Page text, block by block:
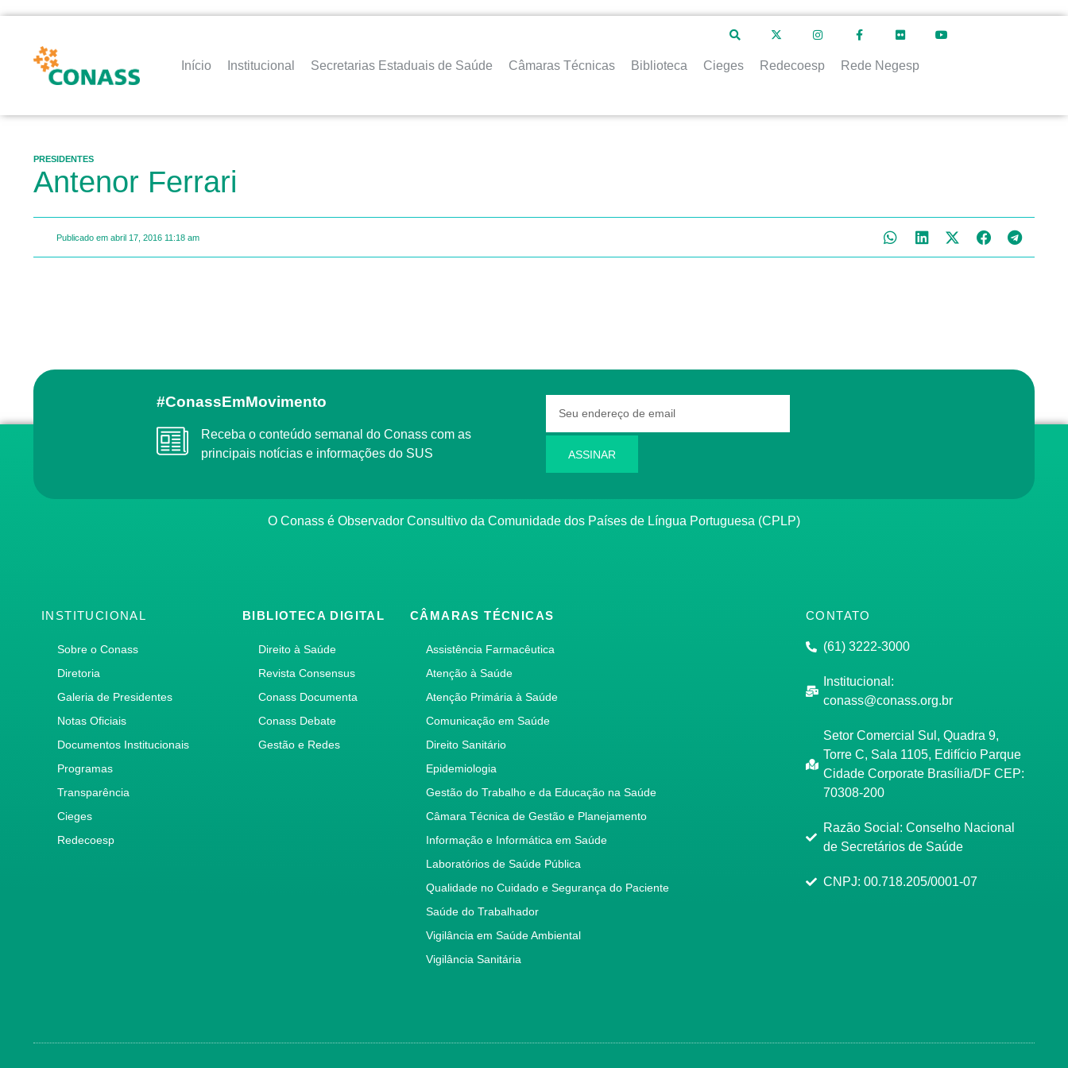
Início Institucional Secretarias Estaduais de Saúde Câmaras Técnicas Biblioteca Cieges Redecoesp Rede Negesp
PRESIDENTES
Antenor Ferrari
Publicado em abril 17, 2016 11:18 am
#ConassEmMovimento
Receba o conteúdo semanal do Conass com as
principais notícias e informações do SUS
ASSINAR
O Conass é Observador Consultivo da Comunidade dos Países de Língua Portuguesa (CPLP)
INSTITUCIONAL
Sobre o Conass
Diretoria
Galeria de Presidentes
Notas Oficiais
Documentos Institucionais
Programas
Transparência
Cieges
Redecoesp
BIBLIOTECA DIGITAL
Direito à Saúde
Revista Consensus
Conass Documenta
Conass Debate
Gestão e Redes
CÂMARAS TÉCNICAS
Assistência Farmacêutica
Atenção à Saúde
Atenção Primária à Saúde
Comunicação em Saúde
Direito Sanitário
Epidemiologia
Gestão do Trabalho e da Educação na Saúde
Câmara Técnica de Gestão e Planejamento
Informação e Informática em Saúde
Laboratórios de Saúde Pública
Qualidade no Cuidado e Segurança do Paciente
Saúde do Trabalhador
Vigilância em Saúde Ambiental
Vigilância Sanitária
CONTATO
(61) 3222-3000
Institucional:
conass@conass.org.br
Setor Comercial Sul, Quadra 9,
Torre C, Sala 1105, Edifício Parque
Cidade Corporate Brasília/DF CEP:
70308-200
Razão Social: Conselho Nacional
de Secretários de Saúde
CNPJ: 00.718.205/0001-07